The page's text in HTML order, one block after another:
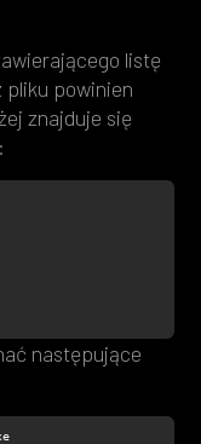
listę
pliku powinien
znajduje się
następujące